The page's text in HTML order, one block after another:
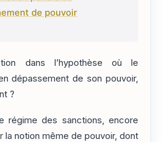
de pouvoir
dans l’hypothèse où le
dépassement de son pouvoir,
?
régime des sanctions, encore
la notion même de pouvoir, dont